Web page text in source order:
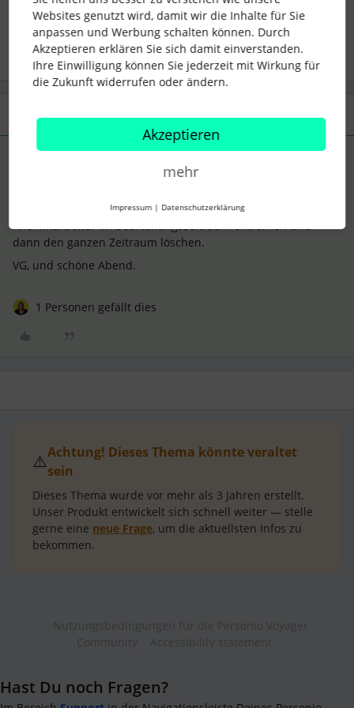
Feedbackformulare
1 Antwort
gleiche Schwierigkeit hat:
Alle Mitarbeiter im Beurteilungszeitraum entfernen und
dann den ganzen Zeitraum löschen.
VG, und schöne Abend.
1 Personen gefällt dies
⚠️Achtung! Dieses Thema könnte veraltet
sein
Dieses Thema wurde vor mehr als 3 Jahren erstellt.
Unser Produkt entwickelt sich schnell weiter — stelle
gerne eine neue Frage, um die aktuellsten Infos zu
bekommen.
Hast Du noch Fragen?
Websites genutzt wird, damit wir die Inhalte für Sie
anpassen und Werbung schalten können. Durch
Akzeptieren erklären Sie sich damit einverstanden.
Ihre Einwilligung können Sie jederzeit mit Wirkung für
die Zukunft widerrufen oder ändern.
Akzeptieren
mehr
Impressum | Datenschutzerklärung